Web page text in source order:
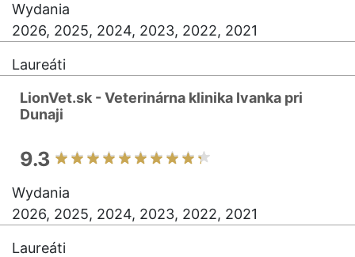
Wydania
2026, 2025, 2024, 2023, 2022, 2021
Laureáti
LionVet.sk - Veterinárna klinika Ivanka pri
Dunaji
9.3
Wydania
2026, 2025, 2024, 2023, 2022, 2021
Laureáti